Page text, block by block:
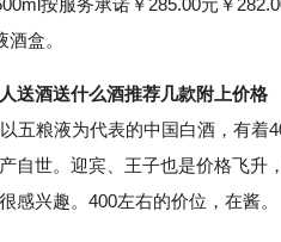
按服务承诺￥285.00元￥
盒。
送酒送什么酒推荐几款附上价格
粮液为代表的中国白酒，有着
自世。迎宾、王子也是价格飞升
感兴趣。400左右的价位，在酱。